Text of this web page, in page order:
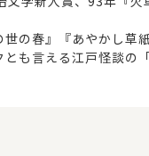
の春』『あやかし草
も言える江戸怪談の